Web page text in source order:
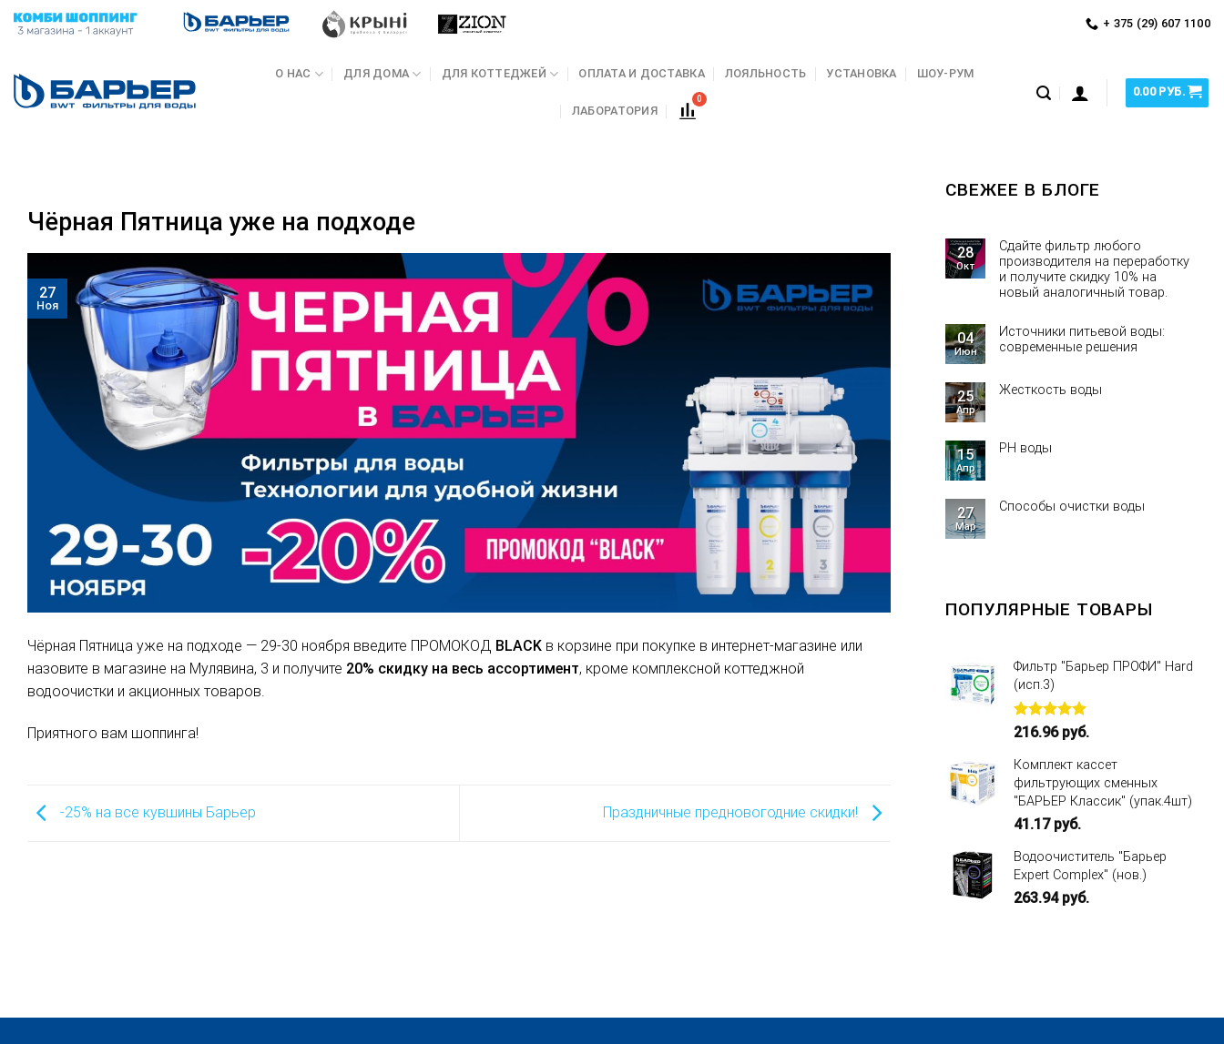
Skip
+ 375 (29) 607 1100
О НАС ДЛЯ ДОМА ДЛЯ КОТТЕДЖЕЙ ОПЛАТА И ДОСТАВКА ЛОЯЛЬНОСТЬ УСТАНОВКА ШОУ-РУМ
ЛАБОРАТОРИЯ
0.00РУБ.
Чёрная Пятница уже на подходе
27
Ноя
Чёрная Пятница уже на подходе — 29-30 ноября введите ПРОМОКОД BLACK в корзине при покупке в интернет-магазине или
назовите в магазине на Мулявина, 3 и получите 20% скидку на весь ассортимент, кроме комплексной коттеджной
водоочистки и акционных товаров.
Приятного вам шоппинга!
-25% на все кувшины Барьер Праздничные предновогодние скидки!
СВЕЖЕЕ В БЛОГЕ
28
Окт
Сдайте фильтр любого
производителя на переработку
и получите скидку 10% на
новый аналогичный товар.
04
Июн
Источники питьевой воды:
современные решения
25
Апр
Жесткость воды
15
Апр
PH воды
27
Мар
Способы очистки воды
ПОПУЛЯРНЫЕ ТОВАРЫ
Фильтр "Барьер ПРОФИ" Hard
(исп.3)
Оценка
из 5
216.96руб.
Комплект кассет
фильтрующих сменных
"БАРЬЕР Классик" (упак.4шт)
41.17руб.
Водоочиститель "Барьер
Expert Complex" (нов.)
263.94руб.